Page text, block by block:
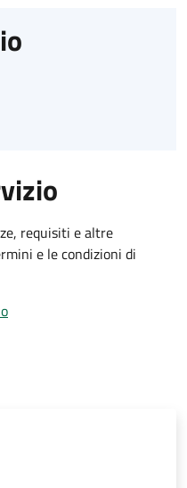
requisiti e altre
e le condizioni di